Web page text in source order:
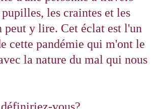
les craintes et les
peut y lire. Cet éclat est l'un
cette pandémie qui m'ont le
la nature du mal qui nous